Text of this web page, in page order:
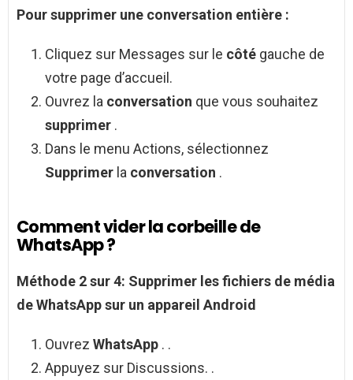
Poursupprimer une conversation entière :
Cliquez sur Messages sur le côté gauche de
votre page d’accueil.
Ouvrez la conversation que vous souhaitez
supprimer .
Dans le menu Actions, sélectionnez
Supprimer la conversation .
Comment vider la corbeille de
WhatsApp ?
Méthode 2 sur 4: Supprimer les fichiers de média
deWhatsAppsur un appareil Android
Ouvrez WhatsApp . .
Appuyez sur Discussions. .